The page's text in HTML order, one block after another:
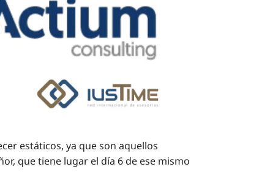
estáticos, ya que son aquellos
que tiene lugar el día 6 de ese mismo